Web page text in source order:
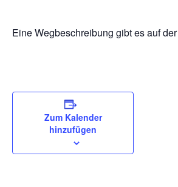
Eine Wegbeschreibung gibt es auf der
Zum Kalender
hinzufügen